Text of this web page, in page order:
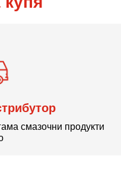
смазочни продукти